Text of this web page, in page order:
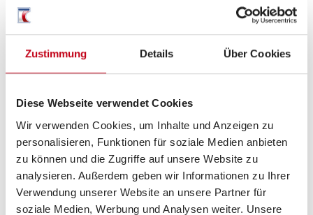
Zustimmung Details Über Cookies
Diese Webseite verwendet Cookies
Wir verwenden Cookies, um Inhalte und Anzeigen zu
personalisieren, Funktionen für soziale Medien anbieten
zu können und die Zugriffe auf unsere Website zu
analysieren. Außerdem geben wir Informationen zu Ihrer
Verwendung unserer Website an unsere Partner für
soziale Medien, Werbung und Analysen weiter. Unsere
Elektr. Fensterheber
Rußpartikelfilter
Servolenkung
ABS
Aufbau